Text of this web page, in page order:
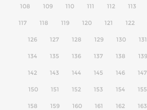
108 109 110 111 112 113
117 118 119 120 121 122
126 127 128 129 130 131
134 135 136 137 138 139
142 143 144 145 146 147
150 151 152 153 154 155
158 159 160 161 162 163